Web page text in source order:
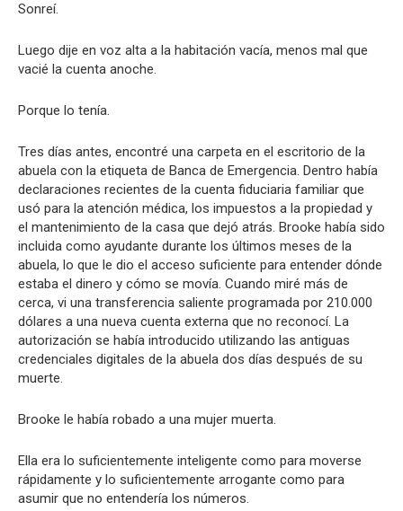
Sonreí.
Luego dije en voz alta a la habitación vacía, menos mal que
vacié la cuenta anoche.
Porque lo tenía.
Tres días antes, encontré una carpeta en el escritorio de la
abuela con la etiqueta de Banca de Emergencia. Dentro había
declaraciones recientes de la cuenta fiduciaria familiar que
usó para la atención médica, los impuestos a la propiedad y
el mantenimiento de la casa que dejó atrás. Brooke había sido
incluida como ayudante durante los últimos meses de la
abuela, lo que le dio el acceso suficiente para entender dónde
estaba el dinero y cómo se movía. Cuando miré más de
cerca, vi una transferencia saliente programada por 210.000
dólares a una nueva cuenta externa que no reconocí. La
autorización se había introducido utilizando las antiguas
credenciales digitales de la abuela dos días después de su
muerte.
Brooke le había robado a una mujer muerta.
Ella era lo suficientemente inteligente como para moverse
rápidamente y lo suficientemente arrogante como para
asumir que no entendería los números.